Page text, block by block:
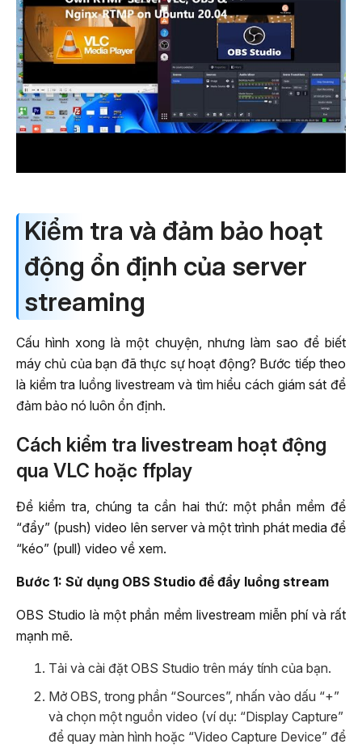
Kiểm tra và đảm bảo hoạt
động ổn định của server
streaming
Cấu hình xong là một chuyện, nhưng làm sao để biết
máy chủ của bạn đã thực sự hoạt động? Bước tiếp theo
là kiểm tra luồng livestream và tìm hiểu cách giám sát để
đảm bảo nó luôn ổn định.
Cách kiểm tra livestream hoạt động
qua VLC hoặc ffplay
Để kiểm tra, chúng ta cần hai thứ: một phần mềm để
“đẩy” (push) video lên server và một trình phát media để
“kéo” (pull) video về xem.
Bước 1: Sử dụng OBS Studio để đẩy luồng stream
OBS Studio là một phần mềm livestream miễn phí và rất
mạnh mẽ.
Tải và cài đặt OBS Studio trên máy tính của bạn.
Mở OBS, trong phần “Sources”, nhấn vào dấu “+”
và chọn một nguồn video (ví dụ: “Display Capture”
để quay màn hình hoặc “Video Capture Device” để